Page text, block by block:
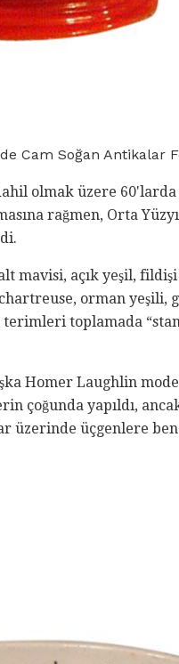
Cam Soğan Antikalar
olmak üzere
rağmen, Orta
mavisi, açık yeşil,
orman yeşili,
toplamada
Homer Laughlin
çoğunda yapıldı,
üzerinde üçgenlere